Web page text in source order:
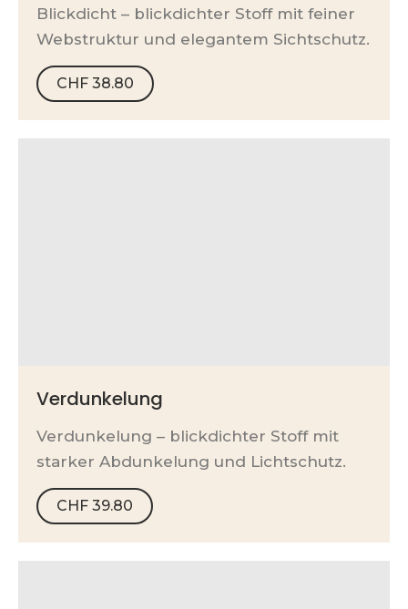
Blickdicht – blickdichter Stoff mit feiner
Webstruktur und elegantem Sichtschutz.
CHF 38.80
Verdunkelung
Verdunkelung – blickdichter Stoff mit
starker Abdunkelung und Lichtschutz.
CHF 39.80